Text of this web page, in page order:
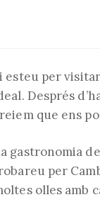
esteu per
Després
que ens
gastronomia
per
olles amb